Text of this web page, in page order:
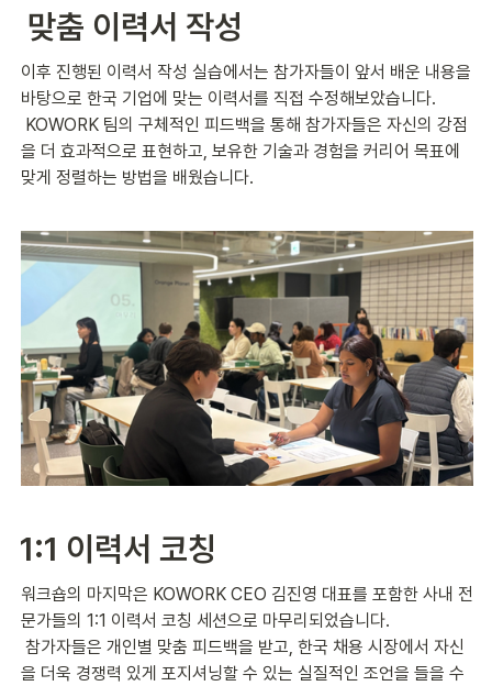
맞춤 이력서 작성
이후 진행된 이력서 작성 실습에서는 참가자들이 앞서 배운 내용을
바탕으로 한국 기업에 맞는 이력서를 직접 수정해보았습니다.
KOWORK 팀의 구체적인 피드백을 통해 참가자들은 자신의 강점
을 더 효과적으로 표현하고, 보유한 기술과 경험을 커리어 목표에
맞게 정렬하는 방법을 배웠습니다.
1:1 이력서 코칭
워크숍의 마지막은 KOWORK CEO 김진영 대표를 포함한 사내 전
문가들의 1:1 이력서 코칭 세션으로 마무리되었습니다.
참가자들은 개인별 맞춤 피드백을 받고, 한국 채용 시장에서 자신
을 더욱 경쟁력 있게 포지셔닝할 수 있는 실질적인 조언을 들을 수